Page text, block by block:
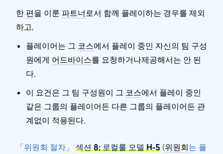
한 편을 이룬 파트너로서 함께 플레이하는 경우를 제외
하고,
플레이어는 그 코스에서 플레이 중인 자신의 팀 구성
원에게 어드바이스를 요청하거나제공해서는 안 된
다.
이 요건은 그 팀 구성원이 그 코스에서 플레이 중인
같은 그룹의 플레이어든 다른 그룹의 플레이어든 관
계없이 적용된다.
「위원회 절차」 섹션 8; 로컬룰 모델 H-5 (위원회는 플